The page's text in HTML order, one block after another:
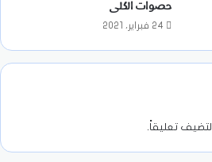
حصوات الكلى
24 فبراير، 2021
لتضيف تعليقاً.